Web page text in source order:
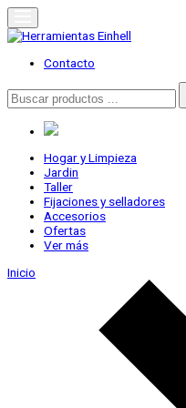
Skip
to
content
Herramientas Einhell
Distribuidor Oficial
Contacto
Buscar
por:
Hogar y Limpieza
Jardin
Taller
Fijaciones y selladores
Accesorios
Ofertas
Ver más
Inicio